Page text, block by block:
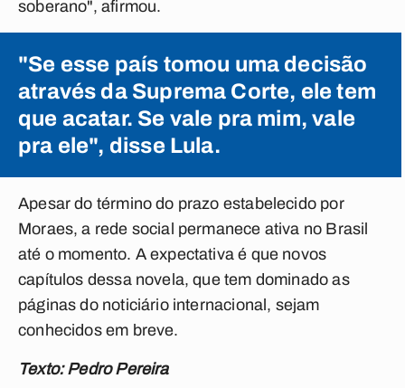
soberano", afirmou.
"Se esse país tomou uma decisão
através da Suprema Corte, ele tem
que acatar. Se vale pra mim, vale
pra ele", disse Lula.
Apesar do término do prazo estabelecido por
Moraes, a rede social permanece ativa no Brasil
até o momento. A expectativa é que novos
capítulos dessa novela, que tem dominado as
páginas do noticiário internacional, sejam
conhecidos em breve.
Texto: Pedro Pereira